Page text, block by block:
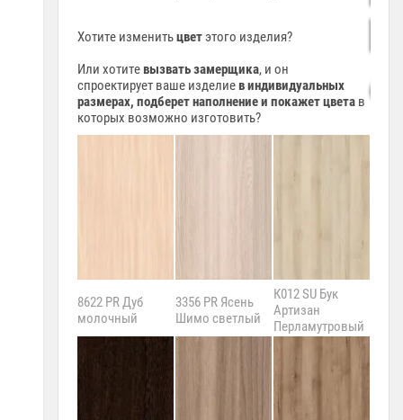
Хотите изменитьцветэтого изделия?
Или хотите вызвать замерщика, и он
спроектирует ваше изделие в индивидуальных
размерах, подберет наполнение и покажет цвета в
которых возможно изготовить?
8622 PR Дуб
молочный
3356 PR Ясень
Шимо светлый
К012 SU Бук
Артизан
Перламутровый